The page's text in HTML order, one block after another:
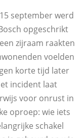
september werd
opgeschrikt
zijraam raakten
voelden
korte tijd later
incident laat
voor onrust in
oproep: wie iets
schakel